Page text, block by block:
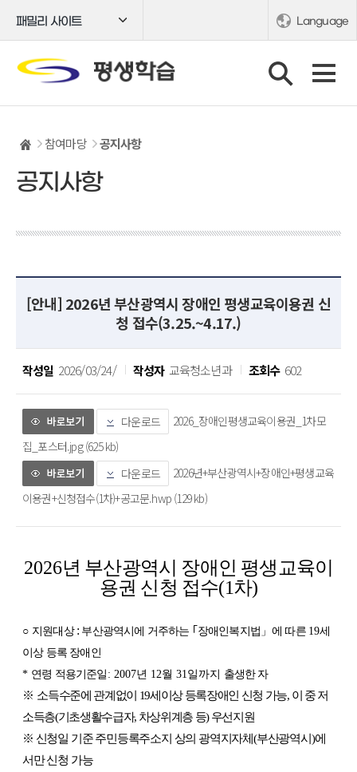
패밀리 사이트 Language
참여마당 공지사항
공지사항
[안내] 2026년 부산광역시 장애인 평생교육이용권 신
청 접수(3.25.~4.17.)
작성일 2026/03/24/ 작성자 교육청소년과 조회수 602
다운로드
2026_장애인평생교육이용권_1차모
집_포스터.jpg (625 kb)
다운로드
2026년+부산광역시+장애인+평생교육
이용권+신청접수(1차)+공고문.hwp (129 kb)
2026년 부산광역시 장애인 평생교육이
용권 신청 접수(1차)
○ 지원대상 : 부산광역시에 거주하는 ｢ 장애인복지법 」에 따른 19세
이상 등록 장애인
* 연령 적용기준일 : 2007년 12월 31일까지 출생한 자
※ 소득수준에 관계없이 19세이상 등록장애인 신청 가능, 이 중 저
소득층(기초생활수급자, 차상위계층 등)우선지원
※ 신청일 기준 주민등록주소지 상의 광역지자체(부산광역시 )에
서만 신청 가능